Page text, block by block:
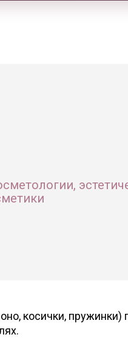
косички, пружинки)